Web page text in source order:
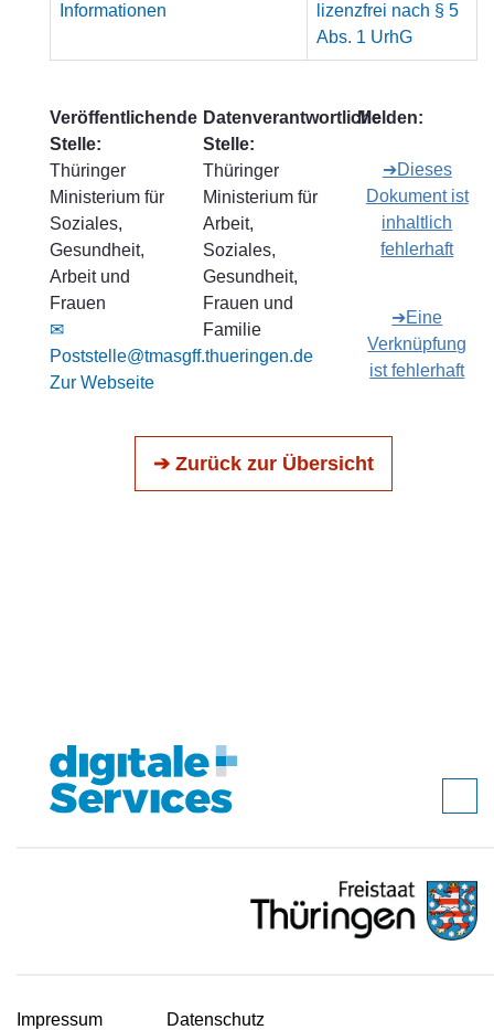
Informationen
lizenzfrei nach § 5
Abs. 1 UrhG
Veröffentlichende
Stelle:
Thüringer
Ministerium für
Soziales,
Gesundheit,
Arbeit und
Frauen
✉
Poststelle@tmasgff.thueringen.de
Zur Webseite
Datenverantwortliche
Stelle:
Thüringer
Ministerium für
Arbeit,
Soziales,
Gesundheit,
Frauen und
Familie
Melden:
➔Dieses
Dokument ist
inhaltlich
fehlerhaft
➔Eine
Verknüpfung
ist fehlerhaft
➔ Zurück zur Übersicht
Impressum Datenschutz